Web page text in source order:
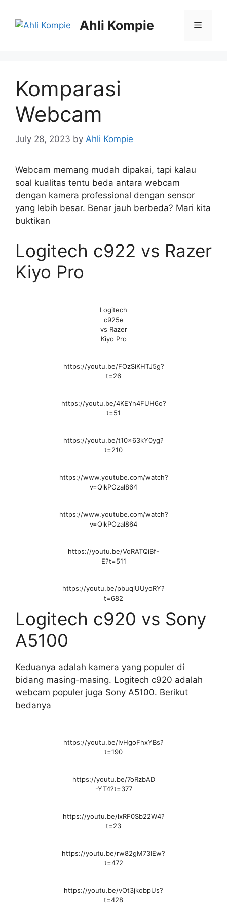
content
Ahli Kompie Menu
Komparasi
Webcam
July 28, 2023 by Ahli Kompie
Webcam memang mudah dipakai, tapi kalau
soal kualitas tentu beda antara webcam
dengan kamera professional dengan sensor
yang lebih besar. Benar jauh berbeda? Mari kita
buktikan
Logitech c922 vs Razer
Kiyo Pro
Logitech
c925e
vs Razer
Kiyo Pro
https://youtu.be/FOzSiKHTJ5g?
t=26
https://youtu.be/4KEYn4FUH6o?
t=51
https://youtu.be/t10x63kY0yg?
t=210
https://www.youtube.com/watch?
v=QlkPOzal864
https://www.youtube.com/watch?
v=QlkPOzal864
https://youtu.be/VoRATQiBf-
E?t=511
https://youtu.be/pbuqiUUyoRY?
t=682
Logitech c920 vs Sony
A5100
Keduanya adalah kamera yang populer di
bidang masing-masing. Logitech c920 adalah
webcam populer juga Sony A5100. Berikut
bedanya
https://youtu.be/IvHgoFhxYBs?
t=190
https://youtu.be/7oRzbAD
-YT4?t=377
https://youtu.be/lxRF0Sb22W4?
t=23
https://youtu.be/rw82gM73IEw?
t=472
https://youtu.be/vOt3jkobpUs?
t=428